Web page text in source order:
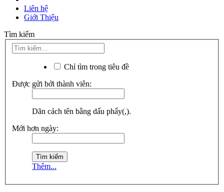
Liên hệ
Giới Thiệu
Tìm kiếm
Chỉ tìm trong tiêu đề
Được gửi bởi thành viên:
Dãn cách tên bằng dấu phẩy(,).
Mới hơn ngày:
Thêm...